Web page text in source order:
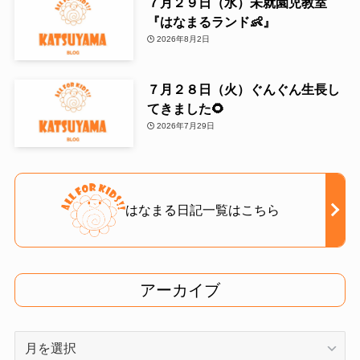
『はなまるランド👶』
2026年8月2日
７月２８日（火）ぐんぐん生長し
てきました🌻
2026年7月29日
はなまる日記一覧はこちら
アーカイブ